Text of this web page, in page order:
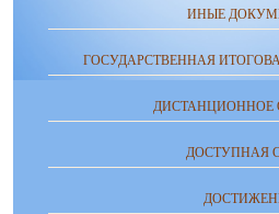
ИНЫЕ
ГОСУДАРСТВЕННАЯ
ДИСТАНЦИОННОЕ
ДОСТУПНАЯ